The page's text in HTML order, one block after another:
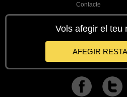
Contacte
Vols afegir el teu
AFEGIR